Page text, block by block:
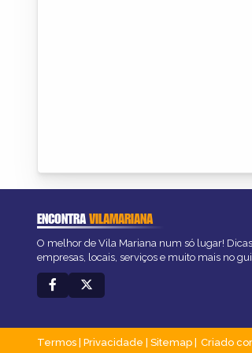
ENCONTRAVILAMARIANA
O melhor de Vila Mariana num só lugar!
empresas, locais, serviços e muito mais no
Termos Privacidade Sitemap Criado